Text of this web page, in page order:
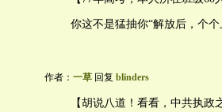
你这不是猛抽你“解放后，个
作者： 一草 回复 blinders
【胡说八道！看看，中共执